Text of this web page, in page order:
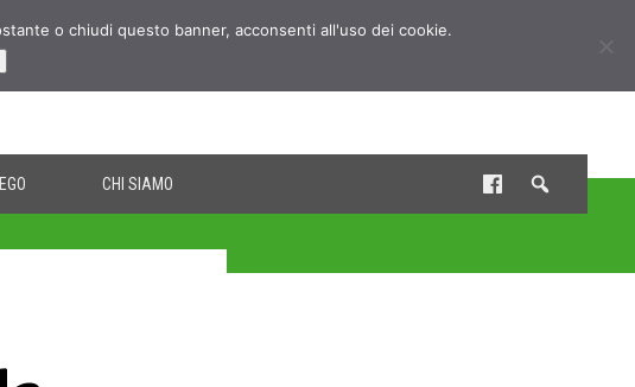
CHI SIAMO
o chiudi questo banner, acconsenti all'uso dei cookie.